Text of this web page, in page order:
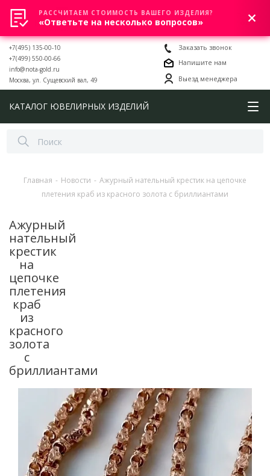
0
+7(495) 135-00-10
+7(499) 550-00-66
info@nota-gold.ru
Москва, ул. Сущевский вал, 49
Заказать звонок
Напишите нам
Выезд менеджера
КАТАЛОГ ЮВЕЛИРНЫХ ИЗДЕЛИЙ
Главная - Новости - Ажурный нательный крестик на цепочке
плетения краб из красного золота с бриллиантами
Ажурный
нательный
крестик
на
цепочке
плетения
краб
из
красного
золота
с
бриллиантами
РАССЧИТАЕМ СТОИМОСТЬ ВАШЕГО ИЗДЕЛИЯ?
«Ответьте на несколько вопросов»